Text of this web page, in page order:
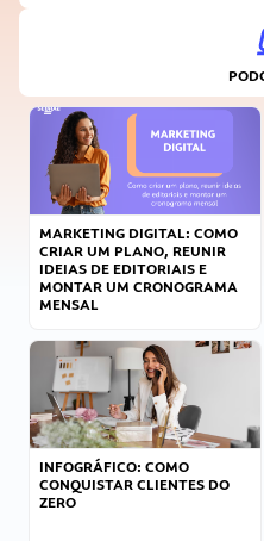
MARKETING DIGITAL: COMO
CRIAR UM PLANO, REUNIR
IDEIAS DE EDITORIAIS E
MONTAR UM CRONOGRAMA
MENSAL
INFOGRÁFICO: COMO
CONQUISTAR CLIENTES DO
ZERO